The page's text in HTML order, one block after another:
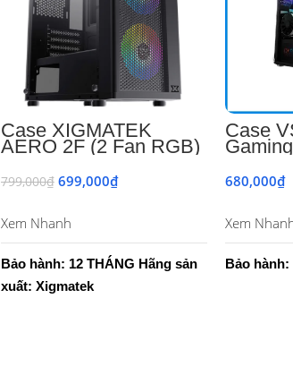
Case XIGMATEK
AERO 2F (2 Fan RGB)
799,000₫ 699,000₫
Xem Nhanh
Bảo hành: 12 THÁNG Hãng sản
xuất: Xigmatek
Case
680,000₫
Xem
Bảo hành: